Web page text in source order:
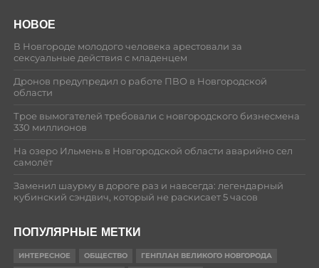
НОВОЕ
В Новгороде молодого человека арестовали за
сексуальные действия с младенцем
Дронов предупредил о работе ПВО в Новгородской
области
Трое вымогателей требовали с новгородского бизнесмена
330 миллионов
На озеро Ильмень в Новгородской области аварийно сел
самолёт
Заменил шаурму в дороге раз и навсегда: легендарный
кубинский сэндвич, который не раскисает 5 часов
ПОПУЛЯРНЫЕ МЕТКИ
ИНТЕРЕСНОЕ ОБЩЕСТВО ГЕНПЛАН ВЕЛИКОГО НОВГОРОДА